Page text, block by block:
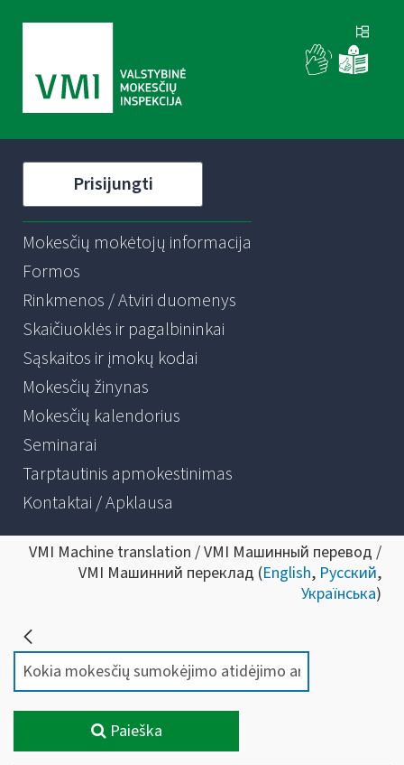
Prisijungti
Mokesčių mokėtojų informacija
Formos
Rinkmenos / Atviri duomenys
Skaičiuoklės ir pagalbininkai
Sąskaitos ir įmokų kodai
Mokesčių žinynas
Mokesčių kalendorius
Seminarai
Tarptautinis apmokestinimas
Kontaktai / Apklausa
VMI Machine translation / VMI Машинный перевод /
VMI Машинний переклад (English, Русский,
Українська)
Paieška